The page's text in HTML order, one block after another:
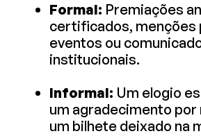
Formal: Premiações
certificados, menções
eventos ou
institucionais.
Informal: Um elogio
um agradecimento por
um bilhete deixado na